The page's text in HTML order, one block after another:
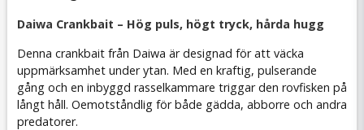
Daiwa Crankbait – Hög puls, högt tryck, hårda hugg
Denna crankbait från Daiwa är designad för att väcka
uppmärksamhet under ytan. Med en kraftig, pulserande
gång och en inbyggd rasselkammare triggar den rovfisken på
långt håll. Oemotståndlig för både gädda, abborre och andra
predatorer.